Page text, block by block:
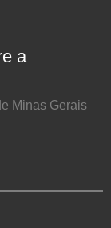
a
Minas Gerais